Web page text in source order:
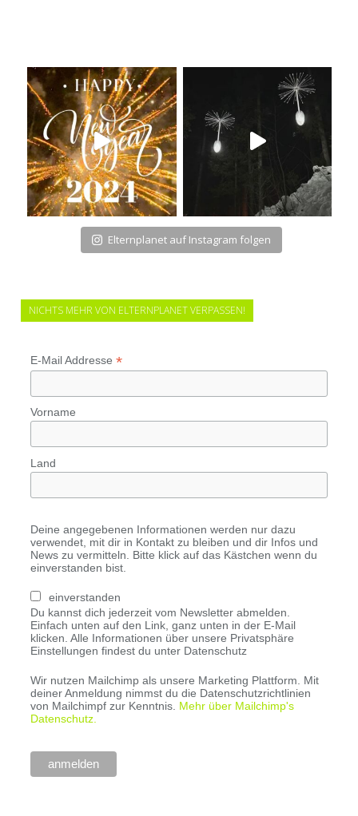
Elternplanet auf Instagram folgen
NICHTS MEHR VON ELTERNPLANET VERPASSEN!
E-Mail Addresse *
Vorname
Land
Deine angegebenen Informationen werden nur dazu
verwendet, mit dir in Kontakt zu bleiben und dir Infos und
News zu vermitteln. Bitte klick auf das Kästchen wenn du
einverstanden bist.
einverstanden
Du kannst dich jederzeit vom Newsletter abmelden.
Einfach unten auf den Link, ganz unten in der E-Mail
klicken. Alle Informationen über unsere Privatsphäre
Einstellungen findest du unter Datenschutz
Wir nutzen Mailchimp als unsere Marketing Plattform. Mit
deiner Anmeldung nimmst du die Datenschutzrichtlinien
von Mailchimpf zur Kenntnis. Mehr über Mailchimp's
Datenschutz.